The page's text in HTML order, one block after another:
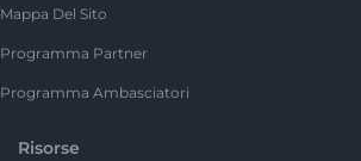
Mappa Del Sito
Programma Partner
Programma Ambasciatori
Risorse